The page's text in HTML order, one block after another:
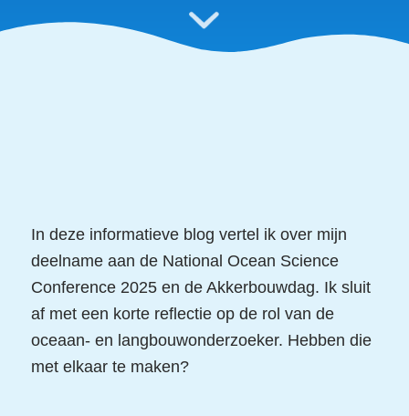
In deze informatieve blog vertel ik over mijn
deelname aan de National Ocean Science
Conference 2025 en de Akkerbouwdag. Ik sluit
af met een korte reflectie op de rol van de
oceaan- en langbouwonderzoeker. Hebben die
met elkaar te maken?